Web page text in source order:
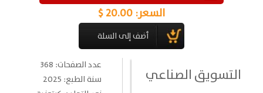
السعر: 20.00 $
التسويق الصناعي
عدد الصفحات: 368
سنة الطبع: 2025